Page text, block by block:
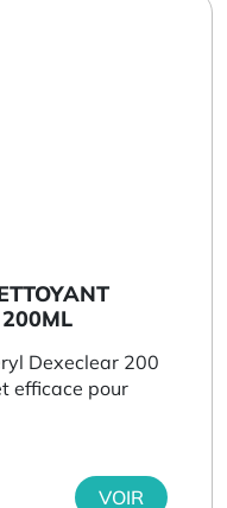
Dexeclear 200
efficace pour
VOIR